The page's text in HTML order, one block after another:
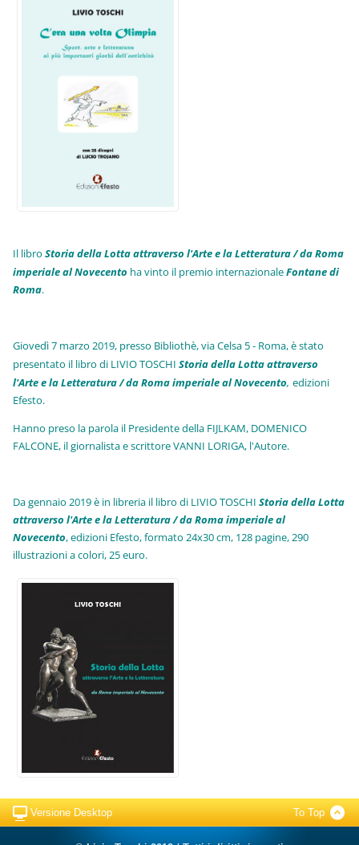
Il libroStoria della Lotta attraverso l'Arte e la Letteratura / da Roma
imperiale al Novecento ha vinto il premio internazionaleFontane di
Roma.
Giovedì 7 marzo 2019, presso Bibliothè, via Celsa 5 - Roma, è stato
presentato il libro di LIVIO TOSCHIStoria della Lotta attraverso
l'Arte e la Letteratura / da Roma imperiale al Novecento, edizioni
Efesto.
Hanno preso la parola il Presidente della FIJLKAM, DOMENICO
FALCONE, il giornalista e scrittore VANNI LORIGA, l'Autore.
Da gennaio 2019 è in libreria il libro di LIVIO TOSCHIStoria della Lotta
attraverso l'Arte e la Letteratura / da Roma imperiale al
Novecento, edizioni Efesto, formato 24x30 cm, 128 pagine, 290
illustrazioni a colori, 25 euro.
Versione Desktop To Top